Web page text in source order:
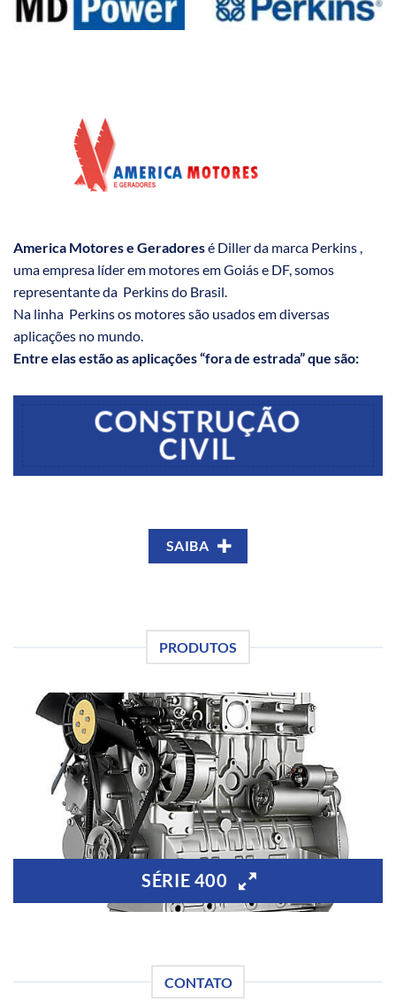
America Motores e Geradoresé Diller da marca Perkins ,
uma empresa líder em motores em Goiás e DF, somos
representante da Perkins do Brasil.
Na linha Perkins os motores são usados em diversas
aplicações no mundo.
Entre elas estão as aplicações “fora de estrada” que são:
CONSTRUÇÃO
CIVIL
SAIBA
PRODUTOS
SÉRIE 400
CONTATO